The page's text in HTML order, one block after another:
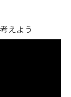
えよう